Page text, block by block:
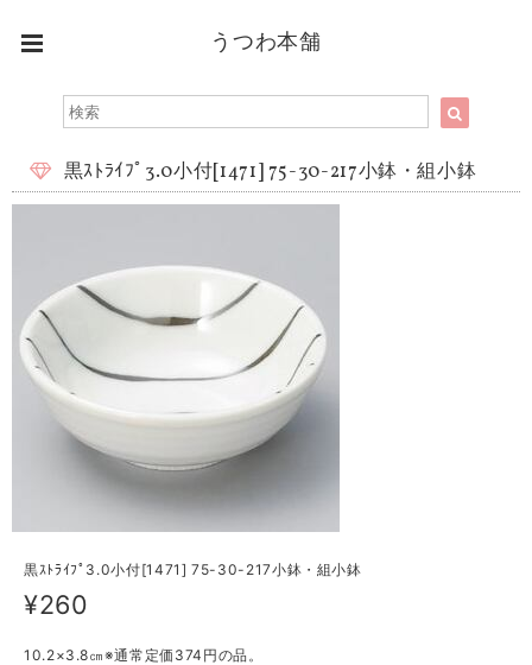
うつわ本舗
黒ｽﾄﾗｲﾌﾟ3.0小付[1471] 75-30-217小鉢・組小鉢
黒ｽﾄﾗｲﾌﾟ3.0小付[1471] 75-30-217小鉢・組小鉢
¥260
10.2×3.8㎝※通常定価374円の品。